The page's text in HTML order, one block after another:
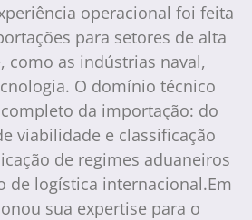
operacional foi feita
para setores de alta
como as indústrias naval,
O domínio técnico
da importação: do
viabilidade e classificação
de regimes aduaneiros
de logística internacional.Em
sua expertise para o